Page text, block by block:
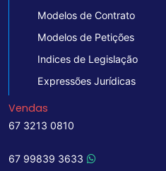
Modelos de Contrato
Modelos de Petições
Indices de Legislação
Expressões Jurídicas
Vendas
67 3213 0810
67 99839 3633